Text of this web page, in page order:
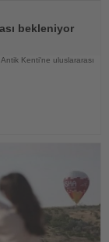
bekleniyor
Kenti'ne uluslararası